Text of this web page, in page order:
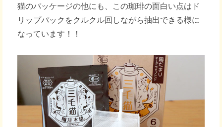
猫のパッケージの他にも、この珈琲の面白い点はド
リップパックをクルクル回しながら抽出できる様に
なっています！！